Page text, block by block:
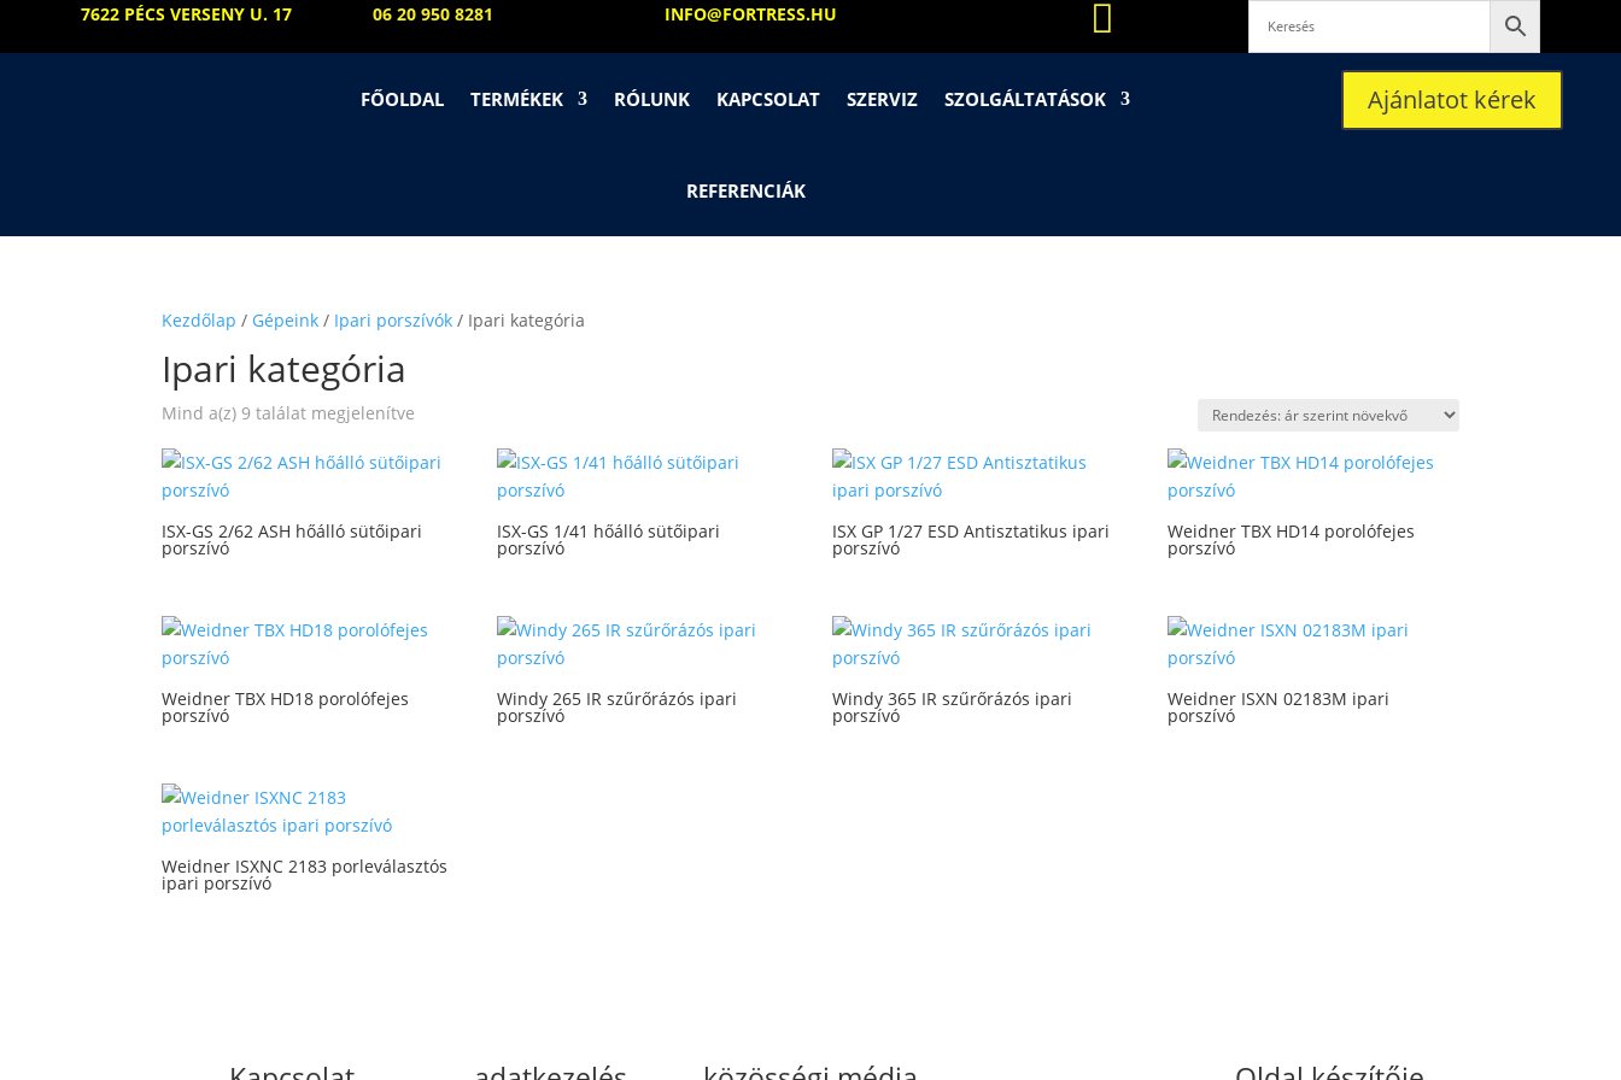
7622 PÉCS VERSENY U. 17 06 20 950 8281 INFO@FORTRESS.HU 
FŐOLDAL TERMÉKEK RÓLUNK KAPCSOLAT SZERVIZ SZOLGÁLTATÁSOK
REFERENCIÁK
Ajánlatot kérek
Kezdőlap / Gépeink / Ipari porszívók / Ipari kategória
Ipari kategória
Mind a(z) 9 találat megjelenítve
price:
to
ISX-GS 2/62 ASH hőálló sütőipari
porszívó
ISX-GS 1/41 hőálló sütőipari
porszívó
ISX GP 1/27 ESD Antisztatikus ipari
porszívó
Weidner TBX HD14 porolófejes
porszívó
Weidner TBX HD18 porolófejes
porszívó
Windy 265 IR szűrőrázós ipari
porszívó
Windy 365 IR szűrőrázós ipari
porszívó
Weidner ISXN 02183M ipari
porszívó
Weidner ISXNC 2183 porleválasztós
ipari porszívó